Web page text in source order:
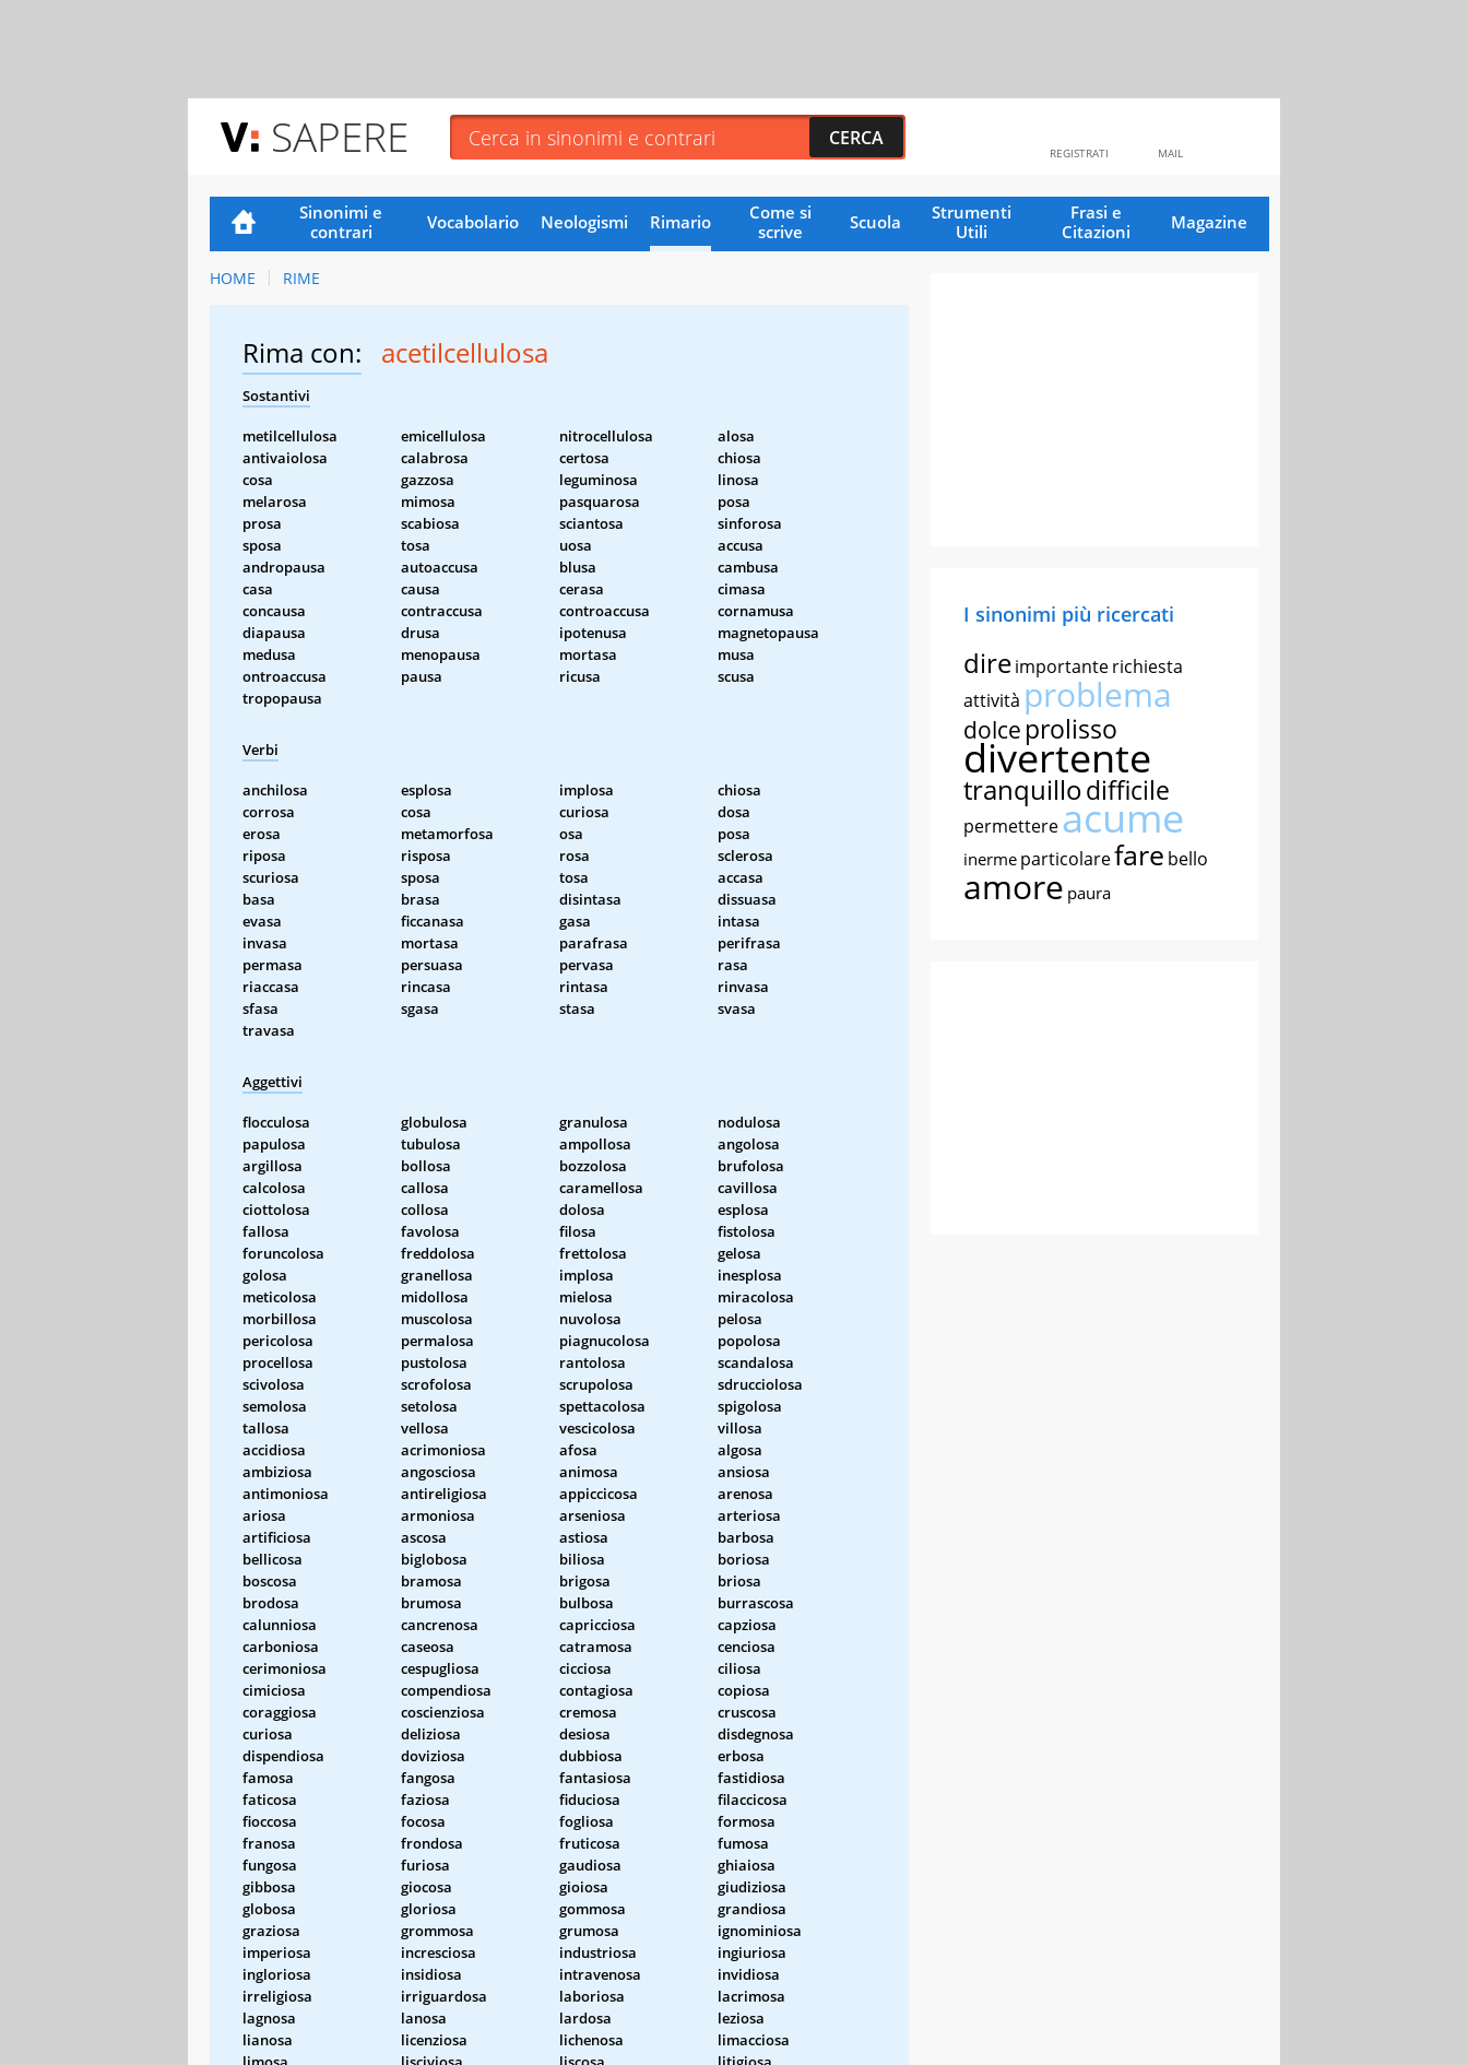
SAPERE MAIL
REGISTRATI
Sinonimi e
contrari
Vocabolario Neologismi Rimario
Come si
scrive
Scuola
Strumenti
Utili
Frasi e
Citazioni
Magazine
HOME RIME
Rima con: acetilcellulosa
Sostantivi
metilcellulosa emicellulosa nitrocellulosa
alosa
antivaiolosa
calabrosa certosa
chiosa
cosa
gazzosa leguminosa
linosa
melarosa
mimosa pasquarosa
posa
prosa
scabiosa sciantosa
sinforosa
sposa
tosa uosa
accusa
andropausa
autoaccusa blusa
cambusa
casa
causa cerasa
cimasa
concausa
contraccusa controaccusa
cornamusa
diapausa
drusa ipotenusa
magnetopausa
medusa
menopausa mortasa
musa
ontroaccusa
pausa ricusa
scusa
tropopausa
Verbi
anchilosa esplosa implosa
chiosa
corrosa
cosa curiosa
dosa
erosa
metamorfosa osa
posa
riposa
risposa rosa
sclerosa
scuriosa
sposa tosa
accasa
basa
brasa disintasa
dissuasa
evasa
ficcanasa gasa
intasa
invasa
mortasa parafrasa
perifrasa
permasa
persuasa pervasa
rasa
riaccasa
rincasa rintasa
rinvasa
sfasa
sgasa stasa
svasa
travasa
Aggettivi
flocculosa globulosa granulosa
nodulosa
papulosa
tubulosa ampollosa
angolosa
argillosa
bollosa bozzolosa
brufolosa
calcolosa
callosa caramellosa
cavillosa
ciottolosa
collosa dolosa
esplosa
fallosa
favolosa filosa
fistolosa
foruncolosa
freddolosa frettolosa
gelosa
golosa
granellosa implosa
inesplosa
meticolosa
midollosa mielosa
miracolosa
morbillosa
muscolosa nuvolosa
pelosa
pericolosa
permalosa piagnucolosa
popolosa
procellosa
pustolosa rantolosa
scandalosa
scivolosa
scrofolosa scrupolosa
sdrucciolosa
semolosa
setolosa spettacolosa
spigolosa
tallosa
vellosa vescicolosa
villosa
accidiosa
acrimoniosa afosa
algosa
ambiziosa
angosciosa animosa
ansiosa
antimoniosa
antireligiosa appiccicosa
arenosa
ariosa
armoniosa arseniosa
arteriosa
artificiosa
ascosa astiosa
barbosa
bellicosa
biglobosa biliosa
boriosa
boscosa
bramosa brigosa
briosa
brodosa
brumosa bulbosa
burrascosa
calunniosa
cancrenosa capricciosa
capziosa
carboniosa
caseosa catramosa
cenciosa
cerimoniosa
cespugliosa cicciosa
ciliosa
cimiciosa
compendiosa contagiosa
copiosa
coraggiosa
coscienziosa cremosa
cruscosa
curiosa
deliziosa desiosa
disdegnosa
dispendiosa
doviziosa dubbiosa
erbosa
famosa
fangosa fantasiosa
fastidiosa
faticosa
faziosa fiduciosa
filaccicosa
fioccosa
focosa fogliosa
formosa
franosa
frondosa fruticosa
fumosa
fungosa
furiosa gaudiosa
ghiaiosa
gibbosa
giocosa gioiosa
giudiziosa
globosa
gloriosa gommosa
grandiosa
graziosa
grommosa grumosa
ignominiosa
imperiosa
incresciosa industriosa
ingiuriosa
ingloriosa
insidiosa intravenosa
invidiosa
irreligiosa
irriguardosa laboriosa
lacrimosa
lagnosa
lanosa lardosa
leziosa
lianosa
licenziosa lichenosa
limacciosa
I sinonimi più ricercati
direimportanterichiesta
attività problema
dolce prolisso
divertente
tranquillodifficile
permettereacume
inerme particolarefare bello
amore paura